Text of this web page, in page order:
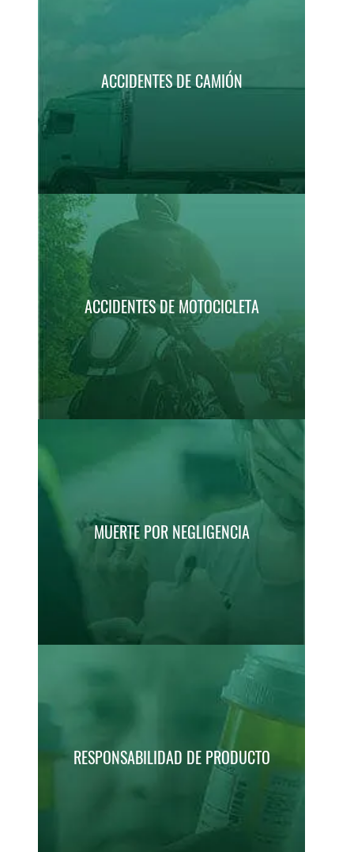
ACCIDENTES DE CAMIÓN
ACCIDENTES DE MOTOCICLETA
MUERTE POR NEGLIGENCIA
RESPONSABILIDAD DE PRODUCTO